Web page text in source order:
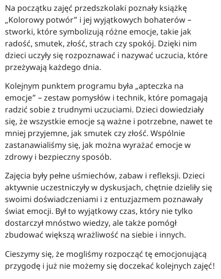
Na początku zajęć przedszkolaki poznały książkę
„Kolorowy potwór” i jej wyjątkowych bohaterów –
stworki, które symbolizują różne emocje, takie jak
radość, smutek, złość, strach czy spokój. Dzięki nim
dzieci uczyły się rozpoznawać i nazywać uczucia, które
przeżywają każdego dnia.
Kolejnym punktem programu była „apteczka na
emocje” – zestaw pomysłów i technik, które pomagają
radzić sobie z trudnymi uczuciami. Dzieci dowiedziały
się, że wszystkie emocje są ważne i potrzebne, nawet te
mniej przyjemne, jak smutek czy złość. Wspólnie
zastanawialiśmy się, jak można wyrażać emocje w
zdrowy i bezpieczny sposób.
Zajęcia były pełne uśmiechów, zabaw i refleksji. Dzieci
aktywnie uczestniczyły w dyskusjach, chętnie dzieliły się
swoimi doświadczeniami i z entuzjazmem poznawały
świat emocji. Był to wyjątkowy czas, który nie tylko
dostarczył mnóstwo wiedzy, ale także pomógł
zbudować większą wrażliwość na siebie i innych.
Cieszymy się, że mogliśmy rozpocząć tę emocjonującą
przygodę i już nie możemy się doczekać kolejnych zajęć!